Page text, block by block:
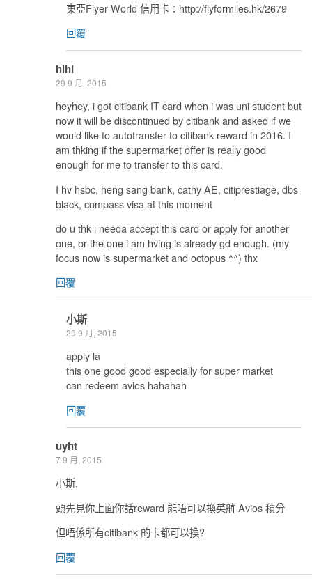
東亞Flyer World 信用卡：http://flyformiles.hk/2679
回覆
hihi
29 9 月, 2015
heyhey, i got citibank IT card when i was uni student but
now it will be discontinued by citibank and asked if we
would like to autotransfer to citibank reward in 2016. I
am thking if the supermarket offer is really good
enough for me to transfer to this card.
I hv hsbc, heng sang bank, cathy AE, citiprestiage, dbs
black, compass visa at this moment
do u thk i needa accept this card or apply for another
one, or the one i am hving is already gd enough. (my
focus now is supermarket and octopus ^^) thx
回覆
小斯
29 9 月, 2015
apply la
this one good good especially for super market
can redeem avios hahahah
回覆
uyht
7 9 月, 2015
小斯,
頭先見你上面你話reward 能唔可以換英航 Avios 積分
但唔係所有citibank 的卡都可以換?
回覆